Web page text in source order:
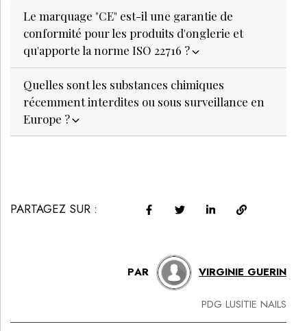
Le marquage "CE" est-il une garantie de
conformité pour les produits d'onglerie et
qu'apporte la norme ISO 22716 ?
Quelles sont les substances chimiques
récemment interdites ou sous surveillance en
Europe ?
PARTAGEZ SUR :
PAR VIRGINIE GUERIN
PDG LUSITIE NAILS